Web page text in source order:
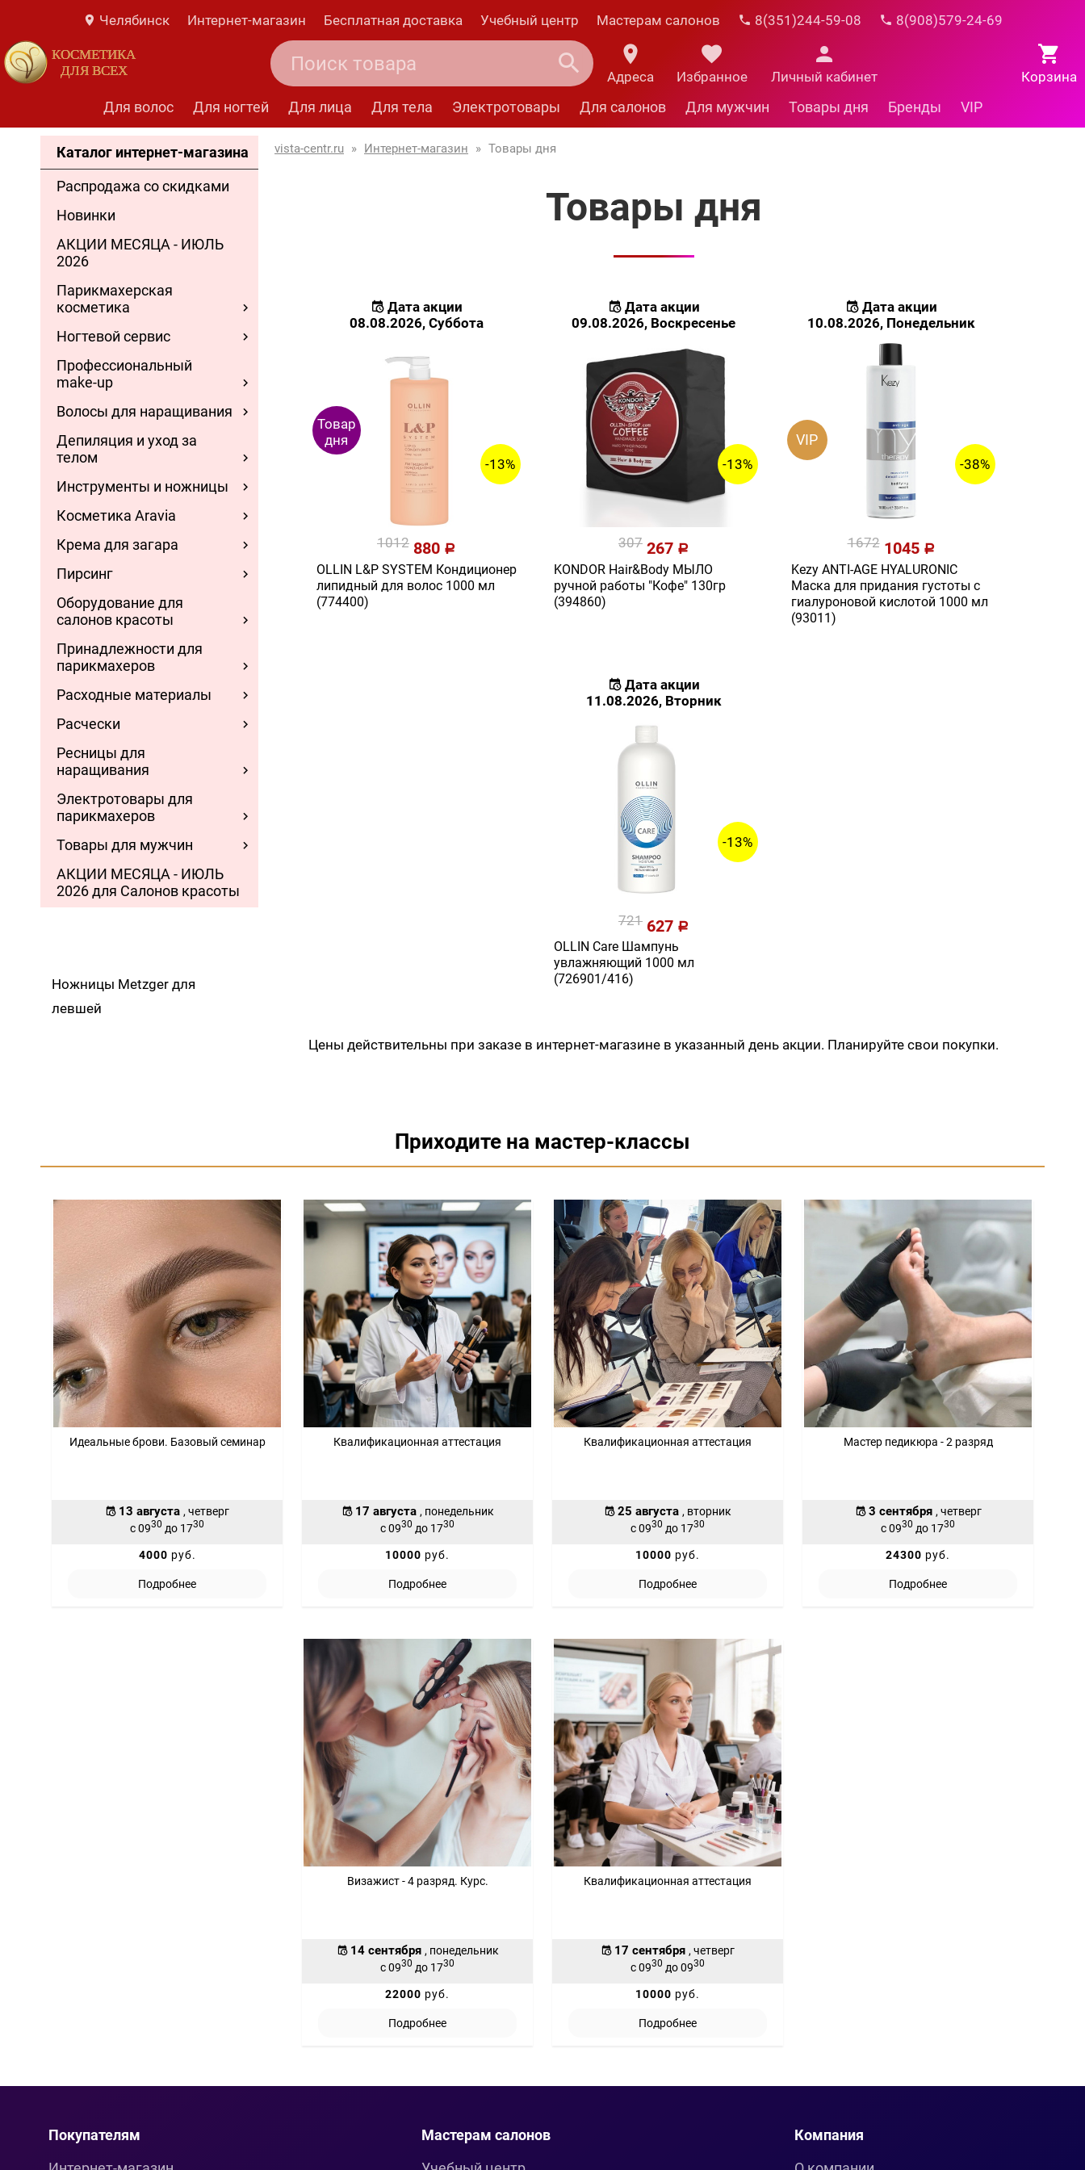
Челябинск Интернет-магазин Бесплатная доставка Учебный центр Мастерам салонов 8(351)244-59-08 8(908)579-24-69
КОСМЕТИКА
ДЛЯ ВСЕХ
Корзина
Адреса Избранное Личный кабинет
Для волос Для ногтей Для лица Для тела Электротовары Для салонов Для мужчин Товары дня Бренды VIP
Каталог интернет-магазина
Распродажа со скидками
Новинки
АКЦИИ МЕСЯЦА - ИЮЛЬ
2026
Парикмахерская
косметика
Ногтевой сервис
Профессиональный
make-up
Волосы для наращивания
Депиляция и уход за
телом
Инструменты и ножницы
Косметика Aravia
Крема для загара
Пирсинг
Оборудование для
салонов красоты
Принадлежности для
парикмахеров
Расходные материалы
Расчески
Ресницы для
наращивания
Электротовары для
парикмахеров
Товары для мужчин
АКЦИИ МЕСЯЦА - ИЮЛЬ
2026 для Салонов красоты
Ножницы Metzger для
левшей
vista-centr.ru » Интернет-магазин » Товары дня
Товары дня
Дата акции
08.08.2026, Суббота
-13%
Товар
дня
1012 880 a
OLLIN L&P SYSTEM Кондиционер
липидный для волос 1000 мл
(774400)
Дата акции
09.08.2026, Воскресенье
-13%
307 267 a
KONDOR Hair&Body МЫЛО
ручной работы "Кофе" 130гр
(394860)
Дата акции
10.08.2026, Понедельник
-38%
VIP
16721045 a
Kezy ANTI-AGE HYALURONIC
Маска для придания густоты с
гиалуроновой кислотой 1000 мл
(93011)
Дата акции
11.08.2026, Вторник
-13%
721 627 a
OLLIN Care Шампунь
увлажняющий 1000 мл
(726901/416)
Цены действительны при заказе в интернет-магазине в указанный день акции. Планируйте свои покупки.
Приходите на мастер-классы
Идеальные брови. Базовый семинар
13 августа , четверг
с 0930 до 1730
4000 руб.
Подробнее
Квалификационная аттестация
17 августа , понедельник
с 0930 до 1730
10000 руб.
Подробнее
Квалификационная аттестация
25 августа , вторник
с 0930 до 1730
10000 руб.
Подробнее
Мастер педикюра - 2 разряд
3 сентября , четверг
с 0930 до 1730
24300 руб.
Подробнее
Визажист - 4 разряд. Курс.
14 сентября , понедельник
с 0930 до 1730
22000 руб.
Подробнее
Квалификационная аттестация
17 сентября , четверг
с 0930 до 0930
10000 руб.
Подробнее
Покупателям
Мастерам салонов
Компания